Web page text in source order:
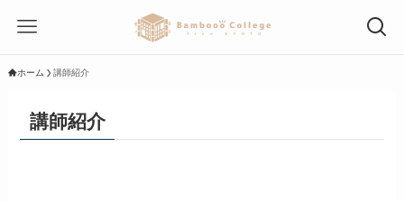
ホーム 講師紹介
講師紹介